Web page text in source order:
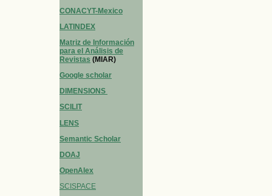
CONACYT-Mexico
LATINDEX
Matriz de Información
para el Análisis de
Revistas (MIAR)
Google scholar
DIMENSIONS
SCILIT
LENS
Semantic Scholar
DOAJ
OpenAlex
SCISPACE